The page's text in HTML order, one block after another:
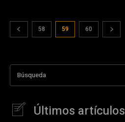
58 59 60
Búsqueda
Últimos artículos